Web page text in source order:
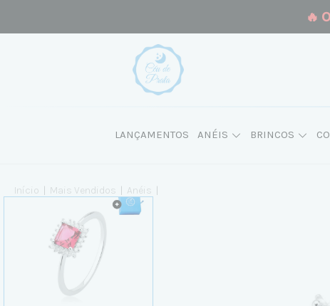
🔥
LANÇAMENTOS ANÉIS BRINCOS
Início Mais Vendidos Anéis